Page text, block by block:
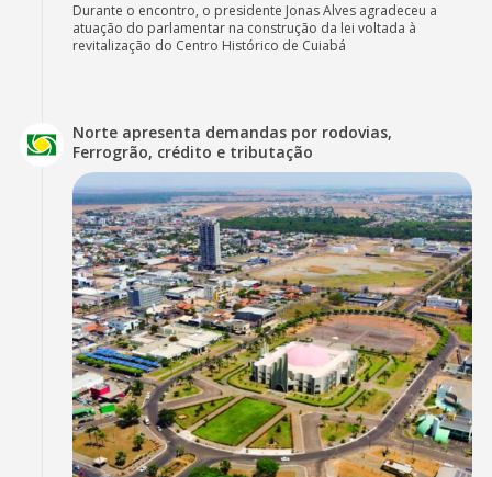
Durante o encontro, o presidente Jonas Alves agradeceu a
atuação do parlamentar na construção da lei voltada à
revitalização do Centro Histórico de Cuiabá
Norte apresenta demandas por rodovias,
Ferrogrão, crédito e tributação